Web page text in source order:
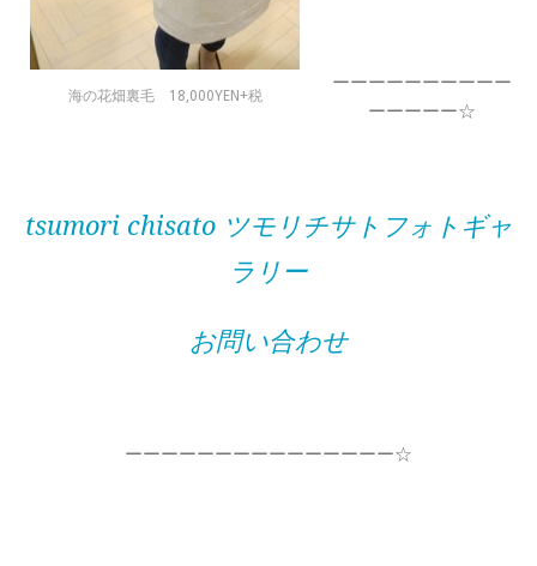
海の花畑裏毛 18,000YEN+税
ーーーーーーーーーー
ーーーーー☆
tsumori chisato ツモリチサトフォトギャ
ラリー
お問い合わせ
ーーーーーーーーーーーーーーー☆